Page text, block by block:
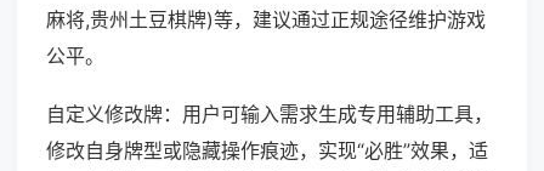
麻将,贵州土豆棋牌)等，建议通过正规途径维护游戏
公平。
自定义修改牌：用户可输入需求生成专用辅助工具，
修改自身牌型或隐藏操作痕迹，实现“必胜”效果，适